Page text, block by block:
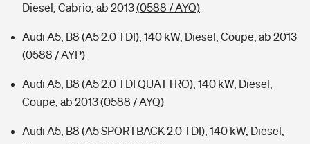
Diesel, Cabrio, ab 2013(0588 / AYO)
Audi A5, B8 (A5 2.0 TDI), 140 kW, Diesel, Coupe, ab 2013
(0588 / AYP)
Audi A5, B8 (A5 2.0 TDI QUATTRO), 140 kW, Diesel,
Coupe, ab 2013(0588 / AYQ)
Audi A5, B8 (A5 SPORTBACK 2.0 TDI), 140 kW, Diesel,